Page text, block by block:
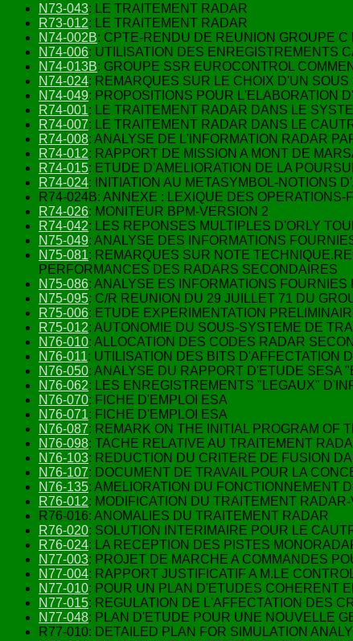
N73-043: LE TRAITEMENT RADAR
R73-012: LE TRAITEMENT RADAR
N74-002B: CPTE-RENDU DE REUNION GROUPE
N74-006: UTILISATION DES ENREGISTREMENTS
N74-013B: GROUPE SSR EUROCONTROL
N74-024: REMARQUES SUR LE CHOIX D'UN
N74-049: PROPOSITIONS POUR L'ELABORATION
R74-001: LE TRAITEMENT RADAR DANS LE
R74-007: LE TRAITEMENT RADAR DANS LE
R74-008: ANALYSE DE L'INFORMATION RADAR
R74-012: RAPPORT DE MISSION A MONT DE
R74-015: ETUDE D'AMELIORATION DE LA
R74-024: INITIATION AU METASYMBOL-NOTIONS
R74-024B: ANNEXE : LEXIQUE DES
R74-026: MONITEUR BPM-VERSION 2
R74-042: LES REPONSES MULTIPLES D'ORLY
N75-049: ANALYSE DES INFORMATIONS
N75-081: REMARQUES SUR NOTE
PERFORMANCES DES RADARS SECONDAIRES
N75-086: ANALYSE ES INFORMATIONS
N75-095: C/R REUNION DU 29 JUILLET 71 DU
R75-006: ETUDE EXPERIMENTATION
R75-012: AUTONOMIE DU SOUS-SYSTEME DE
N76-010: ALLOCATION DES CODES RADAR
N76-011: UTILISATION DES BITS D'AFFECTATION
N76-050: ANALYSE DU RAPPORT D'ETUDE SESA
N76-062: LES ENREGISTREMENTS "LEGAUX"
N76-070: FICHE D'EMPLOI ESA
N76-071: FICHE D'EMPLOI ESA
N76-087: REMARK ON THE INITIAL PROGRAM OF
N76-098: TACHE RELATIVE AU TRAITEMENT
N76-103: REDUCTION DU CRITERE DE FUSION
N76-107: DOCUMENT DE TRAVAIL POUR LA
N76-135: AMELIORATION DU FONCTIONNEMENT
R76-012: MODIFICATION DU TRAITEMENT
R76-016: ANOMALIES DU TRAITEMENT RADAR
R76-020: SOLUTION INTERIMAIRE POUR LE
R76-024: LA RECEPTION DES PISTES
N77-003: PROJET DE MARCHE A COMMANDES
N77-004: RAPPORT JUSTIFICATIF A M.LE
N77-010: POUR UN PLAN D'ETUDES COHERENT
N77-015: REGULATION DE L'AFFECTATION DES
N77-048: PLAN D'ETUDE POUR UNE NOUVELLE
R77-010: DETAILED PLAN FOR SIMULATION